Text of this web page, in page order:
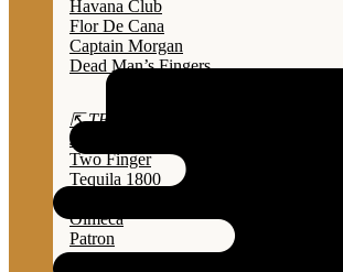
Havana Club
Flor De Cana
Captain Morgan
Dead Man’s Fingers
⇱ TEQUILA ⇲
Jose Cuervo
Two Finger
Tequila 1800
Olmeca
Patron
Sauza